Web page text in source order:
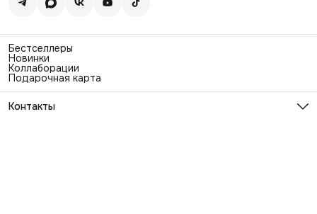
Бестселлеры
Новинки
Коллаборации
Подарочная карта
Контакты